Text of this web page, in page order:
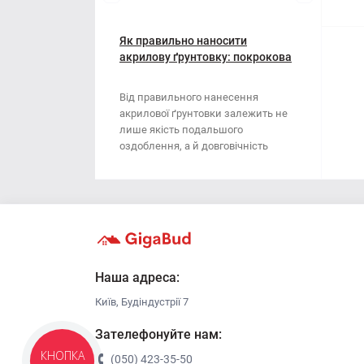
Наждачний папір
Стрічка
Викрутка
Губки для шліфування
Кліщі
Ключі
Лопата
Як правильно наносити
акрилову ґрунтовку: покрокова
Від правильного нанесення
акрилової ґрунтовки залежить не
лише якість подальшого
оздоблення, а й довговічність
Наша адреса:
Київ, Будіндустрії 7
Зателефонуйте нам:
(050) 423-35-50
КНОПКА